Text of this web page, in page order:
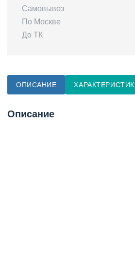
Самовывоз
По Москве
До ТК
ОПИСАНИЕ
Описание